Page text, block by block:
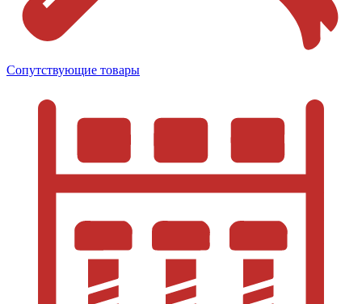
Сопутствующие товары